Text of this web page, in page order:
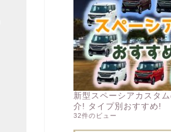
新型スペーシアカスタ
介! タイプ別おすすめ!
32件のビュー